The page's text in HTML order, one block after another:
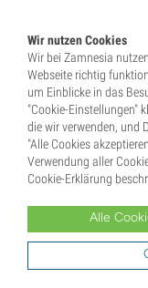
Versuche
Autoflowers
Vergiss nicht,
Mit der richtigen
zuverlässigen Weg
Grow-Umgebung.
besten Samen –
Methode unter
Entdecke das
Zubehör, um dein
sauberer zu
Wir nutzen Cookies
Wir bei Zamnesia
Webseite richtig
um Einblicke in das
"Cookie-Einstellungen"
die wir verwenden, und
"Alle Cookies
Verwendung aller
Cookie-Erklärung
Alle